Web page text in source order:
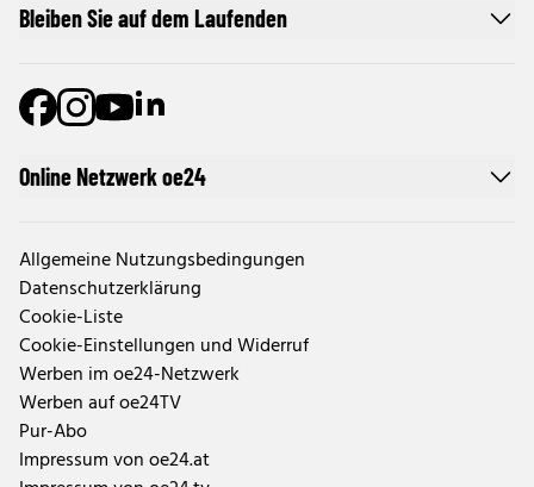
Online Netzwerk oe24
Allgemeine Nutzungsbedingungen
Datenschutzerklärung
Cookie-Liste
Cookie-Einstellungen und Widerruf
Werben im oe24-Netzwerk
Werben auf oe24TV
Pur-Abo
Impressum von oe24.at
Bleiben Sie auf dem Laufenden